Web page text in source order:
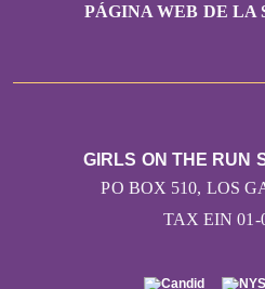
PÁGINA WEB DE LA
GIRLS ON THE RUN
PO BOX 510, LOS
TAX EIN 01-